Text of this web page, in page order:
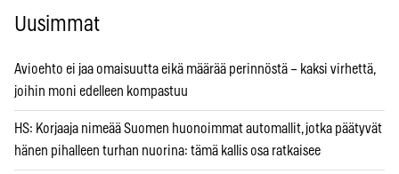
Uusimmat
Avioehto ei jaa omaisuutta eikä määrää perinnöstä – kaksi virhettä,
joihin moni edelleen kompastuu
HS: Korjaaja nimeää Suomen huonoimmat automallit, jotka päätyvät
hänen pihalleen turhan nuorina: tämä kallis osa ratkaisee